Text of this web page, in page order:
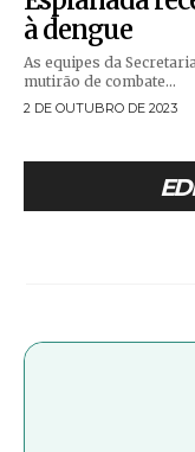
à dengue
As equipes da
mutirão de combate...
2 DE OUTUBRO DE 2023